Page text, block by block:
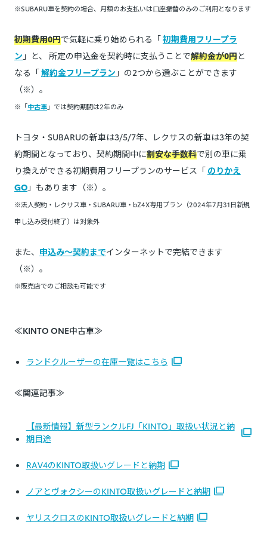
※SUBARU車を契約の場合、月額のお支払いは口座振替のみのご利用となります
初期費用0円で気軽に乗り始められる「初期費用フリープラ
ン 」と、 所定の申込金を契約時に支払うことで解約金が0円と
なる「解約金フリープラン 」の2つから選ぶことができます
（※）。
※「中古車」では契約期間は2年のみ
トヨタ・SUBARUの新車は3/5/7年、レクサスの新車は3年の契
約期間となっており、契約期間中に割安な手数料で別の車に乗
り換えができる初期費用フリープランのサービス「 のりかえ
GO 」もあります（※）。
※法人契約・レクサス車・SUBARU車・bZ4X専用プラン（2024年7月31日新規
申し込み受付終了）は対象外
また、 申込み～契約までインターネットで完結できます
（※）。
※販売店でのご相談も可能です
≪KINTO ONE中古車≫
ランドクルーザーの在庫一覧はこちら
≪関連記事≫
【最新情報】新型ランクルFJ「KINTO」取扱い状況と納
期目途
RAV4のKINTO取扱いグレードと納期
ノアとヴォクシーのKINTO取扱いグレードと納期
ヤリスクロスのKINTO取扱いグレードと納期